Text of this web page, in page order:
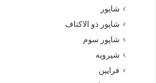
شاپور
شاپور ذو الاکتاف
شاپور سوم‏
شیرویه
فرایین